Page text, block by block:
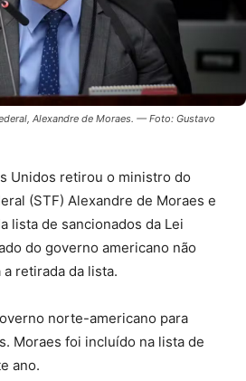
Alexandre de Moraes. — Foto: Gustavo
Unidos retirou o ministro do
(STF) Alexandre de Moraes e
lista de sancionados da Lei
do governo americano não
retirada da lista.
norte-americano para
Moraes foi incluído na lista de
ano.